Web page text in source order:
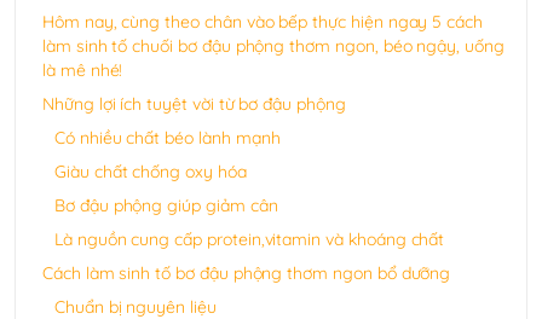
Hôm nay, cùng theo chân vào bếp thực hiện ngay 5 cách
làm sinh tố chuối bơ đậu phộng thơm ngon, béo ngậy, uống
là mê nhé!
Những lợi ích tuyệt vời từ bơ đậu phộng
Có nhiều chất béo lành mạnh
Giàu chất chống oxy hóa
Bơ đậu phộng giúp giảm cân
Là nguồn cung cấp protein,vitamin và khoáng chất
Cách làm sinh tố bơ đậu phộng thơm ngon bổ dưỡng
Chuẩn bị nguyên liệu